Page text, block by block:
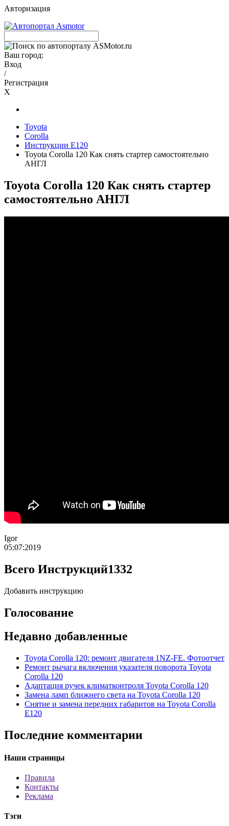
Авторизация
Ваш город:
Вход
/
Регистрация
X
Toyota
Corolla
Инструкции E120
Toyota Corolla 120 Как снять стартер самостоятельно
АНГЛ
Toyota Corolla 120 Как снять стартер
самостоятельно АНГЛ
Igor
05:07:2019
Всего Инструкций1332
Добавить инструкцию
Голосование
Недавно добавленные
Toyota Corolla 120: ремонт двигателя 1NZ-FE. Фотоотчет
Ремонт рычага включения указателя поворота Toyota
Corolla 120
Адаптация ручек климатконтроля Toyota Corolla 120
Замена ламп ближнего света на Toyota Corolla 120
Снятие и замена передних габаритов на Toyota Corolla
E120
Последние комментарии
Наши страницы
Правила
Контакты
Реклама
Тэги